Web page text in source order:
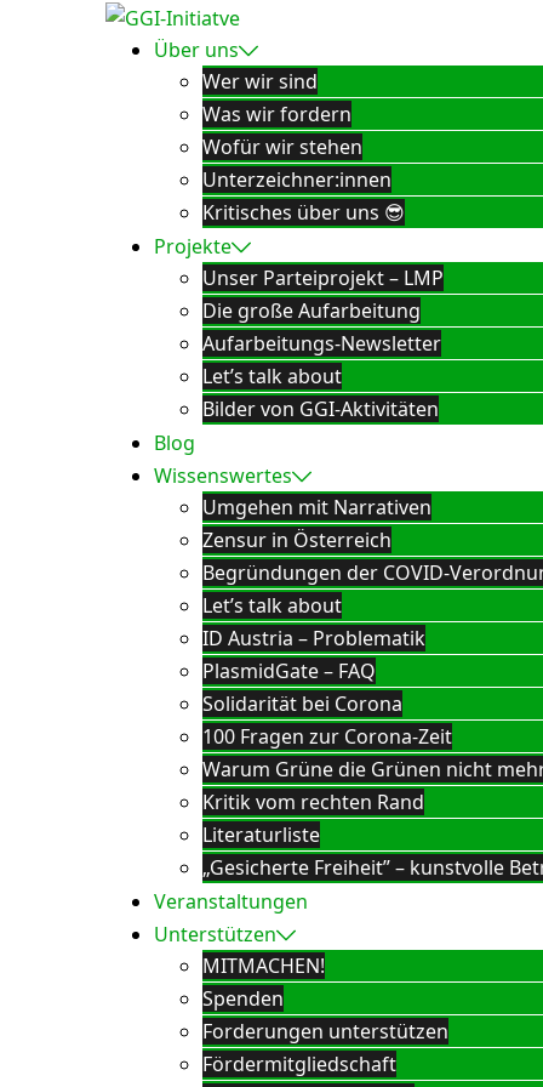
Über uns
Wer wir sind
Was wir fordern
Wofür wir stehen
Unterzeichner:innen
Kritisches über uns 😎
Projekte
Unser Parteiprojekt – LMP
Die große Aufarbeitung
Aufarbeitungs-Newsletter
Let’s talk about
Bilder von GGI-Aktivitäten
Blog
Wissenswertes
Umgehen mit Narrativen
Zensur in Österreich
Begründungen der COVID-
Let’s talk about
ID Austria – Problematik
PlasmidGate – FAQ
Solidarität bei Corona
100 Fragen zur Corona-Zeit
Warum Grüne die Grünen nicht
Kritik vom rechten Rand
Literaturliste
„Gesicherte Freiheit” – kunstvolle
Veranstaltungen
Unterstützen
MITMACHEN!
Spenden
Forderungen unterstützen
Fördermitgliedschaft